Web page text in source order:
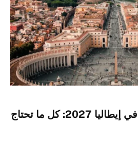
دليل تصريح الإقامة في إيطاليا 2027: كل ما تحتاج